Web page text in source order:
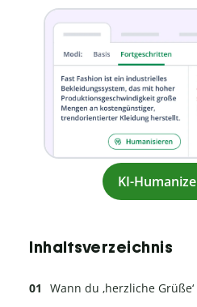
KI-
Inhaltsverzeichnis
Wann du ‚herzliche